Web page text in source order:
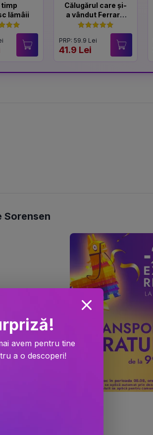
timp
lămâii
Călugărul care și-
a vândut Ferrari-
ul
PRP: 59.9 Lei
41.9 Lei
Sorensen
avem pentru tine
a o descoperi!